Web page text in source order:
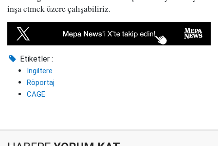
inşa etmek üzere çalışabiliriz.
Etiketler :
İngiltere
Röportaj
CAGE